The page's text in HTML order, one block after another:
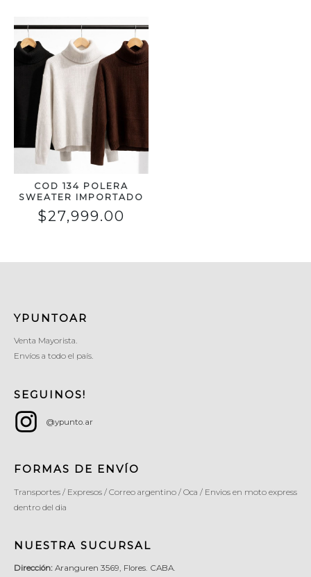
COD 134 POLERA
SWEATER IMPORTADO
$27,999.00
YPUNTOAR
Venta Mayorista.
Envíos a todo el país.
SEGUINOS!
@ypunto.ar
FORMAS DE ENVÍO
Transportes / Expresos / Correo argentino / Oca / Envios en moto express
dentro del dia
NUESTRA SUCURSAL
Dirección: Aranguren 3569, Flores. CABA.